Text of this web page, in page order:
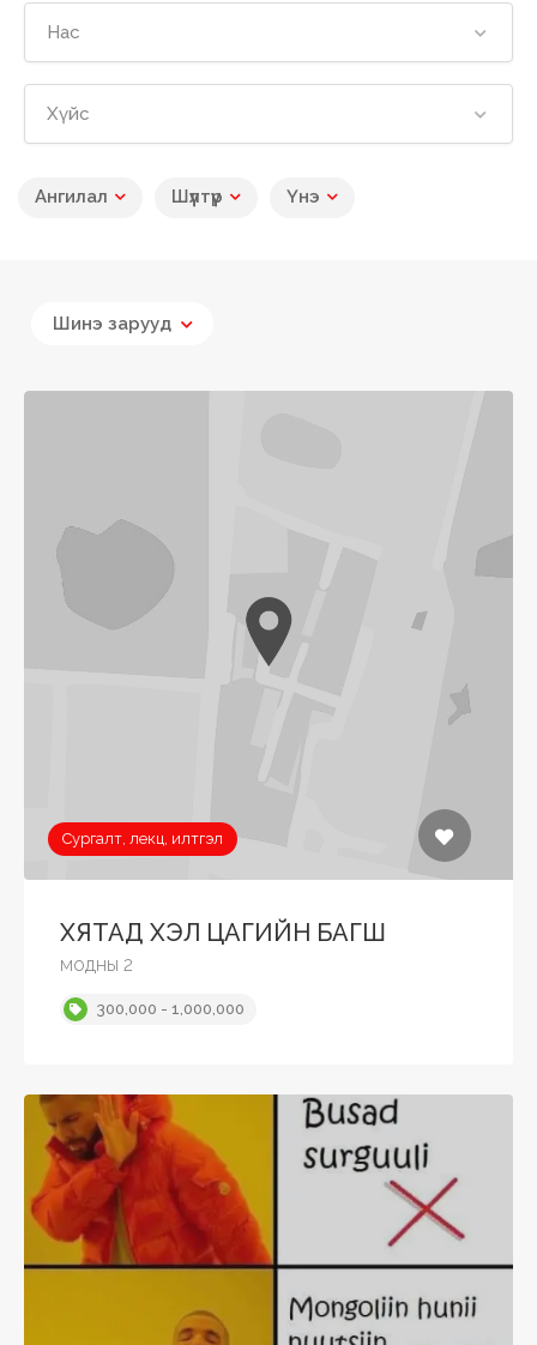
Нас
Хүйс
Ангилал Шүүлтүүр Үнэ
Шинэ зарууд
Сургалт, лекц, илтгэл
ХЯТАД ХЭЛ ЦАГИЙН БАГШ
модны 2
300,000 - 1,000,000